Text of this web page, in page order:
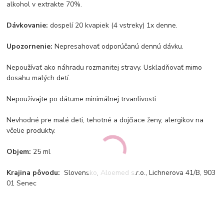
alkohol v extrakte 70%.
Dávkovanie: dospelí 20 kvapiek (4 vstreky) 1x denne.
Upozornenie: Nepresahovať odporúčanú dennú dávku.
Nepoužívať ako náhradu rozmanitej stravy. Uskladňovať mimo
dosahu malých detí.
Nepoužívajte po dátume minimálnej trvanlivosti.
Nevhodné pre malé deti, tehotné a dojčiace ženy, alergikov na
včelie produkty.
Objem: 25 ml
Krajina pôvodu: Slovensko, Aloemed s.r.o., Lichnerova 41/B, 903
01 Senec